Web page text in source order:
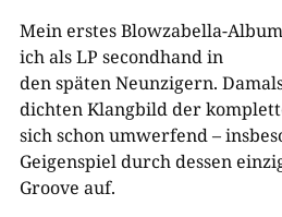
Mein erstes Blowzabella-
ich als LP secondhand in
den späten Neunzigern.
dichten Klangbild der
sich schon umwerfend –
Geigenspiel durch dessen
Groove auf.